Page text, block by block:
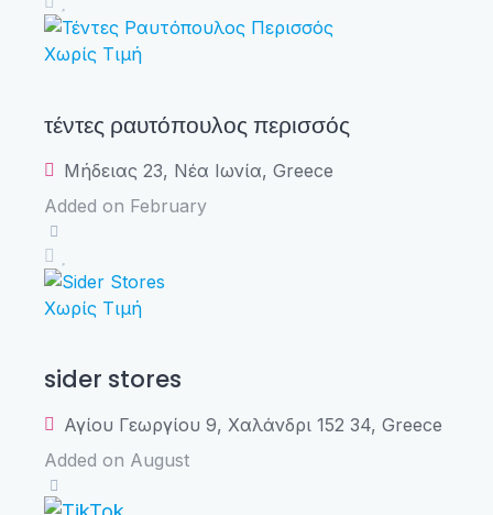
Χωρίς Τιμή
τέντες ραυτόπουλος περισσός
Μήδειας 23, Νέα Ιωνία, Greece
Added on February
Χωρίς Τιμή
sider stores
Αγίου Γεωργίου 9, Χαλάνδρι 152 34, Greece
Added on August